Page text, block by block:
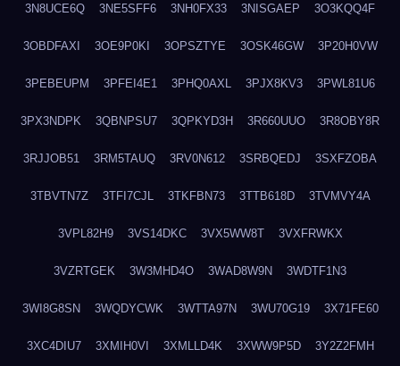
3N8UCE6Q 3NE5SFF6 3NH0FX33 3NISGAEP 3O3KQQ4F
3OBDFAXI 3OE9P0KI 3OPSZTYE 3OSK46GW 3P20H0VW
3PEBEUPM 3PFEI4E1 3PHQ0AXL 3PJX8KV3 3PWL81U6
3PX3NDPK 3QBNPSU7 3QPKYD3H 3R660UUO 3R8OBY8R
3RJJOB51 3RM5TAUQ 3RV0N612 3SRBQEDJ 3SXFZOBA
3TBVTN7Z 3TFI7CJL 3TKFBN73 3TTB618D 3TVMVY4A
3VPL82H9 3VS14DKC 3VX5WW8T 3VXFRWKX
3VZRTGEK 3W3MHD4O 3WAD8W9N 3WDTF1N3
3WI8G8SN 3WQDYCWK 3WTTA97N 3WU70G19 3X71FE60
3XC4DIU7 3XMIH0VI 3XMLLD4K 3XWW9P5D 3Y2Z2FMH